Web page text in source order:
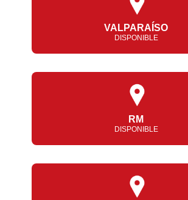
VALPARAÍSO
DISPONIBLE
RM
DISPONIBLE